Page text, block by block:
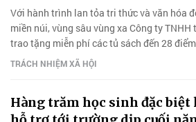
Với hành trình lan tỏa tri thức và văn hóa
miền núi, vùng sâu vùng xa Công ty
trao tặng miễn phí các tủ sách đến 28
TRÁCH NHIỆM XÃ HỘI
Hàng trăm học sinh đặc biệt